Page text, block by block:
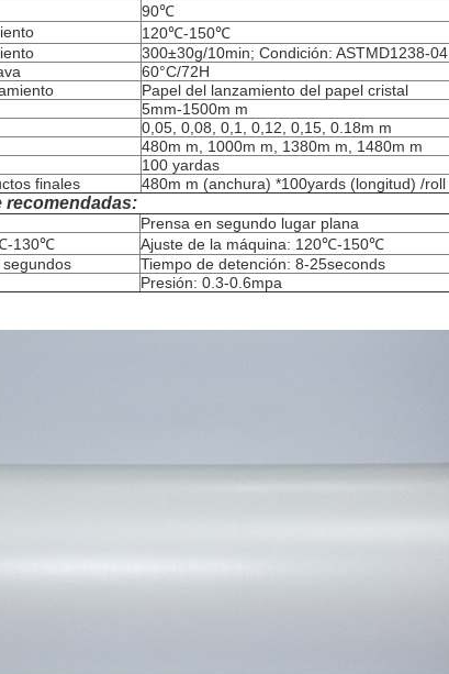
90℃
120℃-150℃
300±30g/10min; Condición: ASTMD1238-04
60°C/72H
Papel del lanzamiento del papel cristal
5mm-1500m m
0,05, 0,08, 0,1, 0,12, 0,15, 0.18m m
480m m, 1000m m, 1380m m, 1480m m
100 yardas
finales
480m m (anchura) *100yards (longitud) /roll
recomendadas:
Prensa en segundo lugar plana
130℃
Ajuste de la máquina: 120℃-150℃
Tiempo de detención: 8-25seconds
Presión: 0.3-0.6mpa